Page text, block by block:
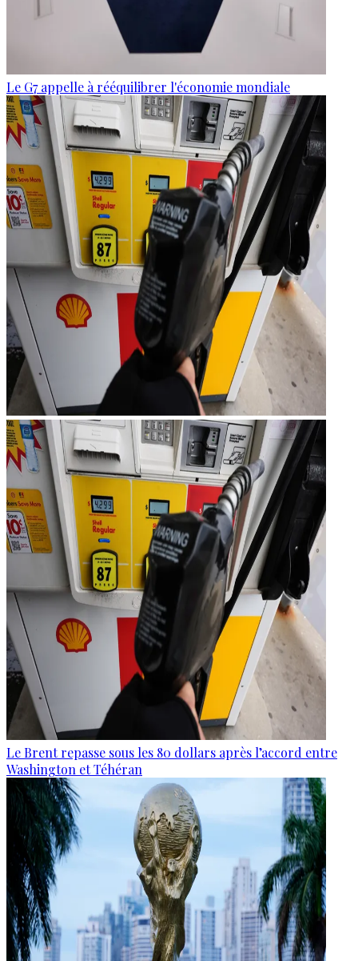
Le G7 appelle à rééquilibrer l'économie mondiale
Le Brent repasse sous les 80 dollars après l’accord entre
Washington et Téhéran